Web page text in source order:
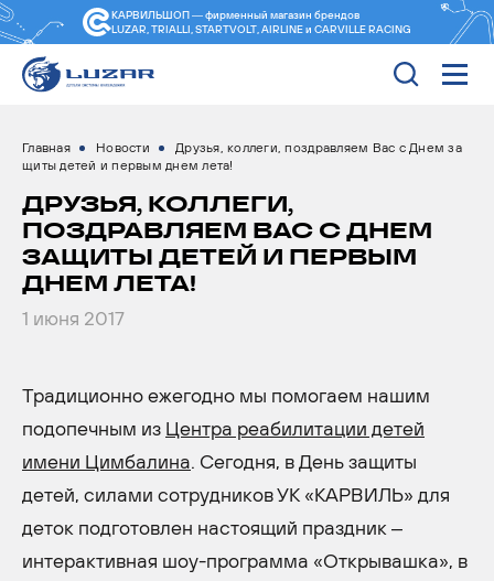
КАРВИЛЬШОП — фирменный магазин брендов
LUZAR, TRIALLI, STARTVOLT, AIRLINE и CARVILLE RACING
Главная Новости
Друзья, коллеги, поздравляем Вас с Днем за
щиты детей и первым днем лета!
ДРУЗЬЯ, КОЛЛЕГИ,
ПОЗДРАВЛЯЕМ ВАС С ДНЕМ
ЗАЩИТЫ ДЕТЕЙ И ПЕРВЫМ
ДНЕМ ЛЕТА!
1 июня 2017
Традиционно ежегодно мы помогаем нашим
подопечным из Центра реабилитации детей
имени Цимбалина. Сегодня, в День защиты
детей, силами сотрудников УК «КАРВИЛЬ» для
деток подготовлен настоящий праздник –
интерактивная шоу-программа «Открывашка», в